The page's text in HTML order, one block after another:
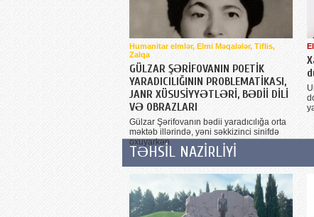
Humanitar elmlər, Elmi Məqalələr, Tiflis,
Zalqa
GÜLZAR ŞƏRİFOVANIN POETİK
YARADICILIĞININ PROBLEMATİKASI,
JANR XÜSUSİYYƏTLƏRİ, BƏDİİ DİLİ
VƏ OBRAZLARI
Gülzar Şərifovanın bədii yaradıcılığa orta
məktəb illərində, yəni səkkizinci sinifdə
oxuyarkən
TƏHSİL NAZİRLİYİ